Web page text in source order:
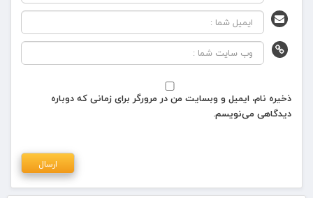
ذخیره نام، ایمیل و وبسایت من در مرورگر برای زمانی که دوباره
دیدگاهی می‌نویسم.